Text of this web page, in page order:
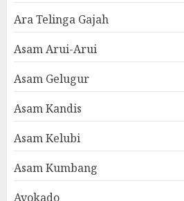
Ara Telinga Gajah
Asam Arui-Arui
Asam Gelugur
Asam Kandis
Asam Kelubi
Asam Kumbang
Avokado